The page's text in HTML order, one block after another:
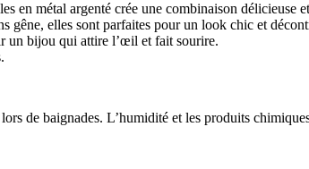
en métal argenté crée une combinaison délicieuse
gêne, elles sont parfaites pour un look chic et
un bijou qui attire l’œil et fait sourire.
de baignades. L’humidité et les produits